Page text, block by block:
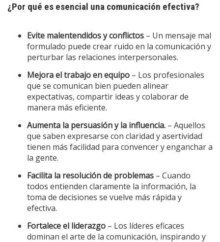
¿Por qué es esencial una comunicación efectiva?
Evite malentendidos y conflictos – Un mensaje mal
formulado puede crear ruido en la comunicación y
perturbar las relaciones interpersonales.
Mejora el trabajo en equipo – Los profesionales
que se comunican bien pueden alinear
expectativas, compartir ideas y colaborar de
manera más eficiente.
Aumenta la persuasión y la influencia. – Aquellos
que saben expresarse con claridad y asertividad
tienen más facilidad para convencer y enganchar a
la gente.
Facilita la resolución de problemas – Cuando
todos entienden claramente la información, la
toma de decisiones se vuelve más rápida y
efectiva.
Fortalece el liderazgo – Los líderes eficaces
dominan el arte de la comunicación, inspirando y